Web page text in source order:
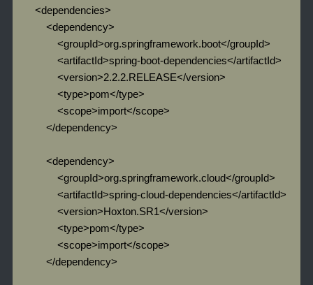
        <dependencies>
            <dependency>
                <groupId>org.springframework.boot</groupId>
                <artifactId>spring-boot-dependencies</artifactId>
                <version>2.2.2.RELEASE</version>
                <type>pom</type>
                <scope>import</scope>
            </dependency>
            <dependency>
                <groupId>org.springframework.cloud</groupId>
                <artifactId>spring-cloud-dependencies</artifactId>
                <version>Hoxton.SR1</version>
                <type>pom</type>
                <scope>import</scope>
            </dependency>